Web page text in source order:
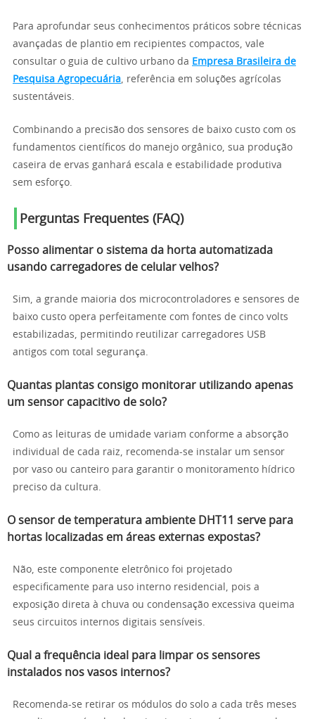
Para aprofundar seus conhecimentos práticos sobre técnicas
avançadas de plantio em recipientes compactos, vale
consultar o guia de cultivo urbano da Empresa Brasileira de
Pesquisa Agropecuária , referência em soluções agrícolas
sustentáveis.
Combinando a precisão dos sensores de baixo custo com os
fundamentos científicos do manejo orgânico, sua produção
caseira de ervas ganhará escala e estabilidade produtiva
sem esforço.
Perguntas Frequentes (FAQ)
Posso alimentar o sistema da horta automatizada
usando carregadores de celular velhos?
Sim, a grande maioria dos microcontroladores e sensores de
baixo custo opera perfeitamente com fontes de cinco volts
estabilizadas, permitindo reutilizar carregadores USB
antigos com total segurança.
Quantas plantas consigo monitorar utilizando apenas
um sensor capacitivo de solo?
Como as leituras de umidade variam conforme a absorção
individual de cada raiz, recomenda-se instalar um sensor
por vaso ou canteiro para garantir o monitoramento hídrico
preciso da cultura.
O sensor de temperatura ambiente DHT11 serve para
hortas localizadas em áreas externas expostas?
Não, este componente eletrônico foi projetado
especificamente para uso interno residencial, pois a
exposição direta à chuva ou condensação excessiva queima
seus circuitos internos digitais sensíveis.
Qual a frequência ideal para limpar os sensores
instalados nos vasos internos?
Recomenda-se retirar os módulos do solo a cada três meses